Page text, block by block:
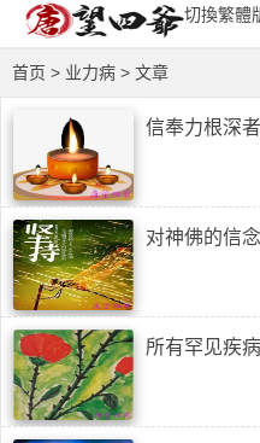
切換繁體
首页 > 业力病 > 文章
信奉力根深
对神佛的信
所有罕见疾